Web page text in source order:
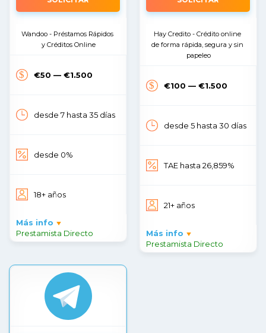
Wandoo - Préstamos Rápidos
y Créditos Online
€50 — €1.500
desde 7 hasta 35 días
desde 0%
18+ años
Más info
Prestamista Directo
Hay Credito - Crédito online
de forma rápida, segura y sin
papeleo
€100 — €1.500
desde 5 hasta 30 días
TAE hasta 26,859%
21+ años
Más info
Prestamista Directo